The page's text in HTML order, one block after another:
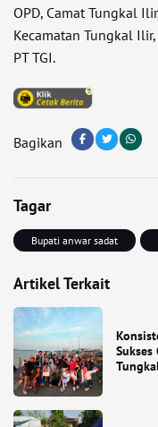
OPD, Camat Tungkal
Kecamatan Tungkal
PT TGI.
Bagikan
Tagar
Bupati anwar sadat
Artikel Terkait